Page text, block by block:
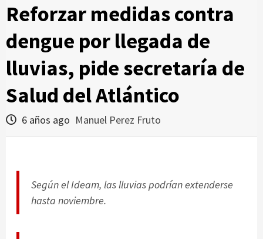
Reforzar medidas contra
dengue por llegada de
lluvias, pide secretaría de
Salud del Atlántico
6 años ago Manuel Perez Fruto
Según el Ideam, las lluvias podrían extenderse
hasta noviembre.